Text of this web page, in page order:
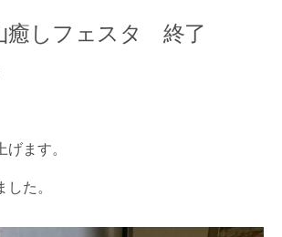
しフェスタ 終了
ます。
た。